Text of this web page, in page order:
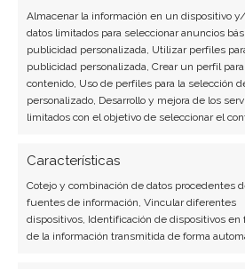
Almacenar la información en un dispositivo
datos limitados para seleccionar anuncios
publicidad personalizada, Utilizar perfiles
publicidad personalizada, Crear un perfil
contenido, Uso de perfiles para la selección
personalizado, Desarrollo y mejora de los
limitados con el objetivo de seleccionar el
Características
Cotejo y combinación de datos procedentes
fuentes de información, Vincular diferentes
dispositivos, Identificación de dispositivos en
de la información transmitida de forma